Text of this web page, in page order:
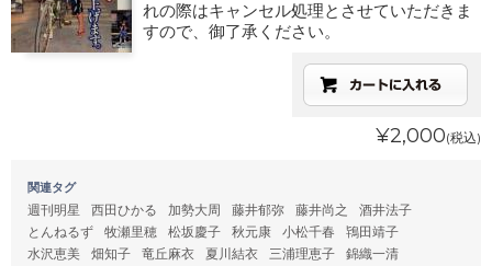
れの際はキャンセル処理とさせていただきま
すので、御了承ください。
¥2,000(税込)
関連タグ
週刊明星 西田ひかる 加勢大周 藤井郁弥 藤井尚之
酒井法子
とんねるず
牧瀬里穂 松坂慶子 秋元康 小松千春
鴇田靖子
水沢恵美
畑知子 竜丘麻衣 夏川結衣 三浦理恵子
錦織一清